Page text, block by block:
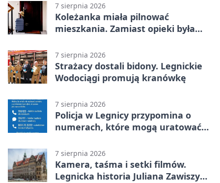
7 sierpnia 2026
Koleżanka miała pilnować
mieszkania. Zamiast opieki była
7 sierpnia 2026
Strażacy dostali bidony. Legnickie
Wodociągi promują kranówkę
7 sierpnia 2026
Policja w Legnicy przypomina o
numerach, które mogą uratować
7 sierpnia 2026
Kamera, taśma i setki filmów.
Legnicka historia Juliana Zawiszy